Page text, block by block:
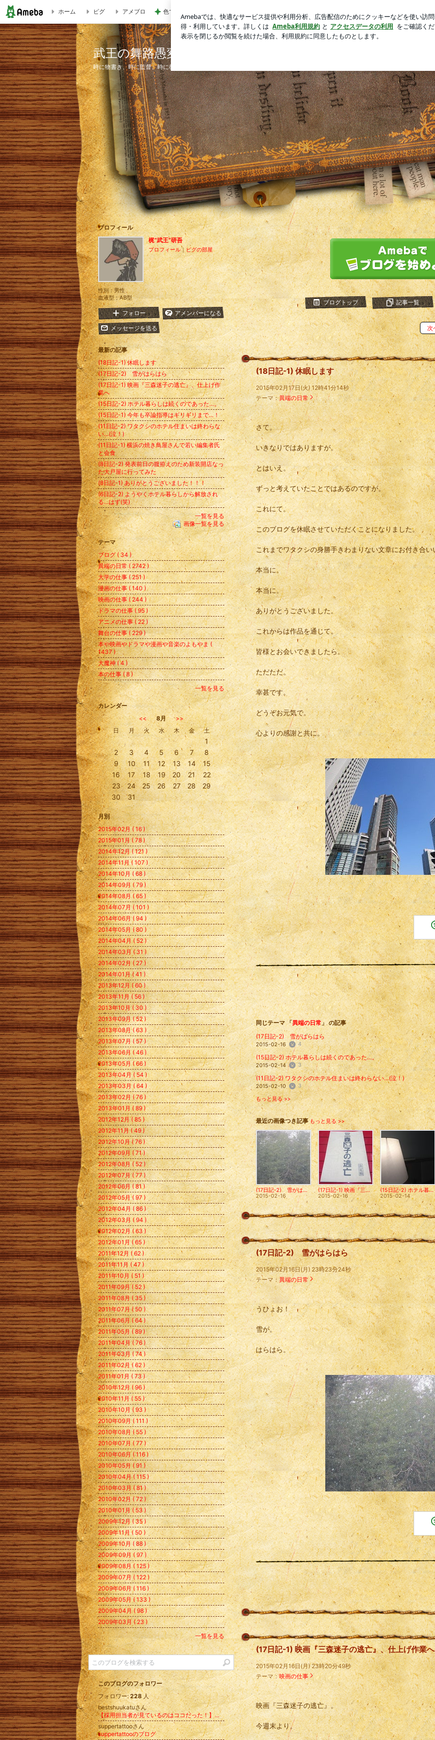
武王の舞路愚変
ホーム ピグ アメブロ 色で迷い決めた大人気のコート ログ
武王の舞路愚変
時に物書き、時に監督、時に教授…異端無節操"祭りの日々"
ブログトップ 記事一覧
次
(18日記-1) 休眠します
2015年02月17日(火) 12時41分14秒
テーマ：異端の日常
さて。
いきなりではありますが。
とはいえ。
ずっと考えていたことではあるのですが。
これにて。
このブログを休眠させていただくことになりました。
これまでワタクシの身勝手きわまりない文章にお付き合
本当に。
本当に。
ありがとうございました。
これからは作品を通じて。
皆様とお会いできましたら。
ただただ。
幸甚です。
どうぞお元気で。
心よりの感謝と共に。
同じテーマ 「異端の日常」 の記事
(17日記-2) 雪がはらはら
2015-02-16 4
(15日記-2) ホテル暮らしは続くのであった…。
2015-02-14 3
(11日記-2) ワタクシのホテル住まいは終わらない…(泣！)
2015-02-10 3
もっと見る >>
最近の画像つき記事 もっと見る >>
(17日記-2) 雪がはらはら
2015-02-16
(17日記-1) 映画『三森迷子の逃亡』、仕上げ作業へ
2015-02-16
(15日記-2) ホテル暮らしは続くのであった…。
2015-02-14
(17日記-2) 雪がはらはら
2015年02月16日(月) 23時23分24秒
テーマ：異端の日常
うひょお！
雪が。
はらはら。
(17日記-1) 映画『三森迷子の逃亡』、仕上げ作業へ
2015年02月16日(月) 23時20分49秒
テーマ：映画の仕事
映画『三森迷子の逃亡』。
今週末より。
プロフィール
梶”武王”研吾
プロフィール｜ピグの部屋
性別：男性
血液型：AB型
フォロー アメンバーになる
メッセージを送る
最新の記事
(18日記-1) 休眠します
(17日記-2) 雪がはらはら
(17日記-1) 映画『三森迷子の逃亡』、仕上げ作
業へ
(15日記-2) ホテル暮らしは続くのであった…。
(15日記-1) 今年も卒論指導はギリギリまで…！
(11日記-2) ワタクシのホテル住まいは終わらな
い…(泣！)
(11日記-1) 横浜の焼き鳥屋さんで若い編集者氏
と会食
(8日記-2) 発表前日の腹拵えのため新装開店なっ
た大戸屋に行ってみた
(8日記-1) ありがとうございました！！！
(6日記-2) ようやくホテル暮らしから解放され
る…はず(笑)
一覧を見る
画像一覧を見る
テーマ
ブログ ( 34 )
異端の日常 ( 2742 )
大学の仕事 ( 251 )
漫画の仕事 ( 140 )
映画の仕事 ( 244 )
ドラマの仕事 ( 95 )
アニメの仕事 ( 22 )
舞台の仕事 ( 229 )
本や映画やドラマや漫画や音楽のよもやま (
1437 )
大魔神 ( 4 )
本の仕事 ( 8 )
一覧を見る
カレンダー
<<
8月
>>
日
月 火 水 木 金 土
1
2
3 4 5 6 7
8
9
10 11 12 13 14
15
16
17 18 19 20 21
22
23
24 25 26 27 28
29
30
31
月別
2015年02月 ( 16 )
2015年01月 ( 78 )
2014年12月 ( 121 )
2014年11月 ( 107 )
2014年10月 ( 68 )
2014年09月 ( 79 )
2014年08月 ( 65 )
2014年07月 ( 101 )
2014年06月 ( 94 )
2014年05月 ( 80 )
2014年04月 ( 52 )
2014年03月 ( 31 )
2014年02月 ( 27 )
2014年01月 ( 41 )
2013年12月 ( 60 )
2013年11月 ( 56 )
2013年10月 ( 30 )
2013年09月 ( 52 )
2013年08月 ( 63 )
2013年07月 ( 57 )
2013年06月 ( 46 )
2013年05月 ( 66 )
2013年04月 ( 54 )
2013年03月 ( 64 )
2013年02月 ( 76 )
2013年01月 ( 89 )
2012年12月 ( 85 )
2012年11月 ( 49 )
2012年10月 ( 76 )
2012年09月 ( 71 )
2012年08月 ( 52 )
2012年07月 ( 77 )
2012年06月 ( 81 )
2012年05月 ( 97 )
2012年04月 ( 86 )
2012年03月 ( 94 )
2012年02月 ( 63 )
2012年01月 ( 65 )
2011年12月 ( 62 )
2011年11月 ( 47 )
2011年10月 ( 51 )
2011年09月 ( 52 )
2011年08月 ( 35 )
2011年07月 ( 50 )
2011年06月 ( 64 )
2011年05月 ( 89 )
2011年04月 ( 76 )
2011年03月 ( 74 )
2011年02月 ( 62 )
2011年01月 ( 73 )
2010年12月 ( 96 )
2010年11月 ( 55 )
2010年10月 ( 93 )
2010年09月 ( 111 )
2010年08月 ( 55 )
2010年07月 ( 77 )
2010年06月 ( 116 )
2010年05月 ( 91 )
2010年04月 ( 115 )
2010年03月 ( 81 )
2010年02月 ( 72 )
2010年01月 ( 53 )
2009年12月 ( 35 )
2009年11月 ( 50 )
2009年10月 ( 88 )
2009年09月 ( 97 )
2009年08月 ( 125 )
2009年07月 ( 122 )
2009年06月 ( 116 )
2009年05月 ( 133 )
2009年04月 ( 98 )
2009年03月 ( 23 )
一覧を見る
このブログのフォロワー
フォロワー:228人
bestshuukatuさん
【採用担当者が見ているのはココだった！】バリバリの就職活動者が15年経過して今や採用担当になったから話せる内定までの道のり
suppertattooさん
suppertattooのブログ